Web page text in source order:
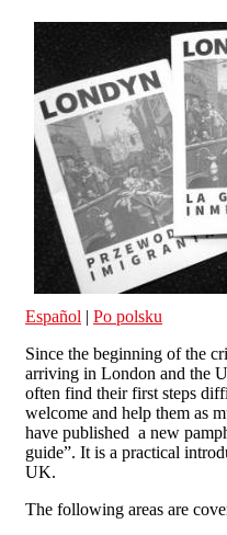
Español | Po polsku
Since the beginning of the
arriving in London and the
often find their first steps
welcome and help them as
have published a new
guide”. It is a practical
UK.
The following areas are